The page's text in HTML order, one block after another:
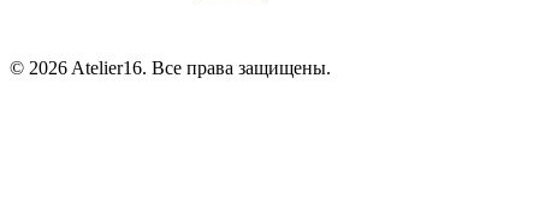
© 2026 Atelier16. Все права защищены.